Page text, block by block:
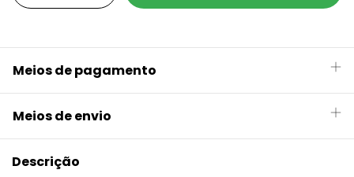
Meios de pagamento
Meios de envio
Descrição